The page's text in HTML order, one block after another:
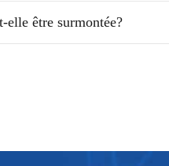
être surmontée?